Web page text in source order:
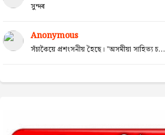
সুন্দৰ
Anonymous
সঁচাকৈয়ে প্ৰশংসনীয় হৈছে। "অসমীয়া সাহিত্য চ...